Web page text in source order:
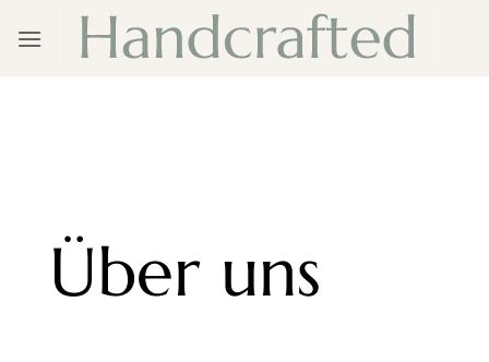
Inhalt
Über uns